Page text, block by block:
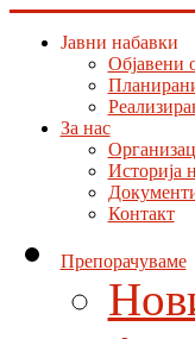
Јавни набавки
Објавени
За нас
Историја
Контакт
Препорачуваме